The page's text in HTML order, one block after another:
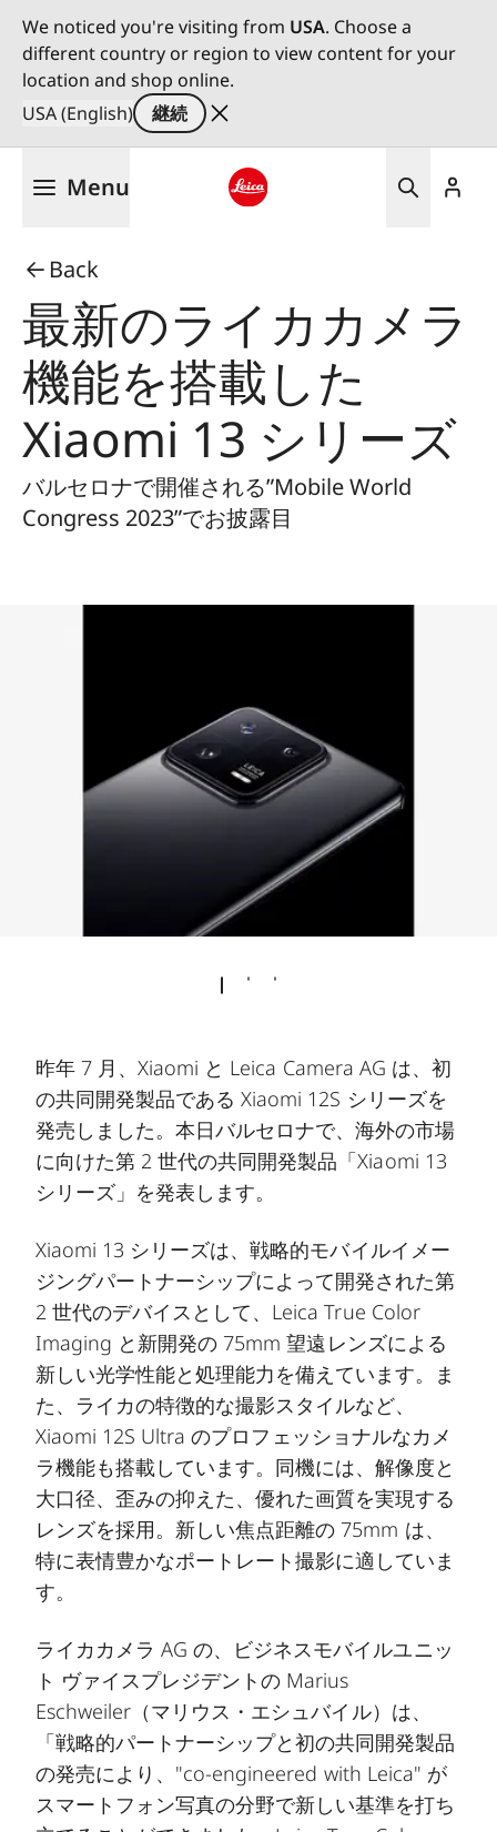
We noticed you're visiting from USA. Choose a
different country or region to view content for your
location and shop online.
USA (English)
継続
Menu
Back
最新のライカカメラ
機能を搭載した
Xiaomi 13 シリーズ
バルセロナで開催される”Mobile World
Congress 2023”でお披露目
昨年 7 月、Xiaomi と Leica Camera AG は、初
の共同開発製品である Xiaomi 12S シリーズを
発売しました。本日バルセロナで、海外の市場
に向けた第 2 世代の共同開発製品「Xiaomi 13
シリーズ」を発表します。
Xiaomi 13 シリーズは、戦略的モバイルイメー
ジングパートナーシップによって開発された第
2 世代のデバイスとして、Leica True Color
Imaging と新開発の 75mm 望遠レンズによる
新しい光学性能と処理能力を備えています。ま
た、ライカの特徴的な撮影スタイルなど、
Xiaomi 12S Ultra のプロフェッショナルなカメ
ラ機能も搭載しています。同機には、解像度と
大口径、歪みの抑えた、優れた画質を実現する
レンズを採用。新しい焦点距離の 75mm は、
特に表情豊かなポートレート撮影に適していま
す。
ライカカメラ AG の、ビジネスモバイルユニッ
ト ヴァイスプレジデントの Marius
Eschweiler（マリウス・エシュバイル）は、
「戦略的パートナーシップと初の共同開発製品
の発売により、"co-engineered with Leica" が
スマートフォン写真の分野で新しい基準を打ち